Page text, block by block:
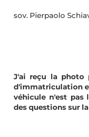
sov. Pierpaolo
J'ai reçu la photo
d'immatriculation
véhicule n'est pas
des questions sur